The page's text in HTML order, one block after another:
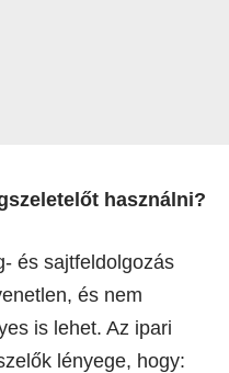
használni?
és sajtfeldolgozás
és nem
is lehet. Az ipari
lényege, hogy: